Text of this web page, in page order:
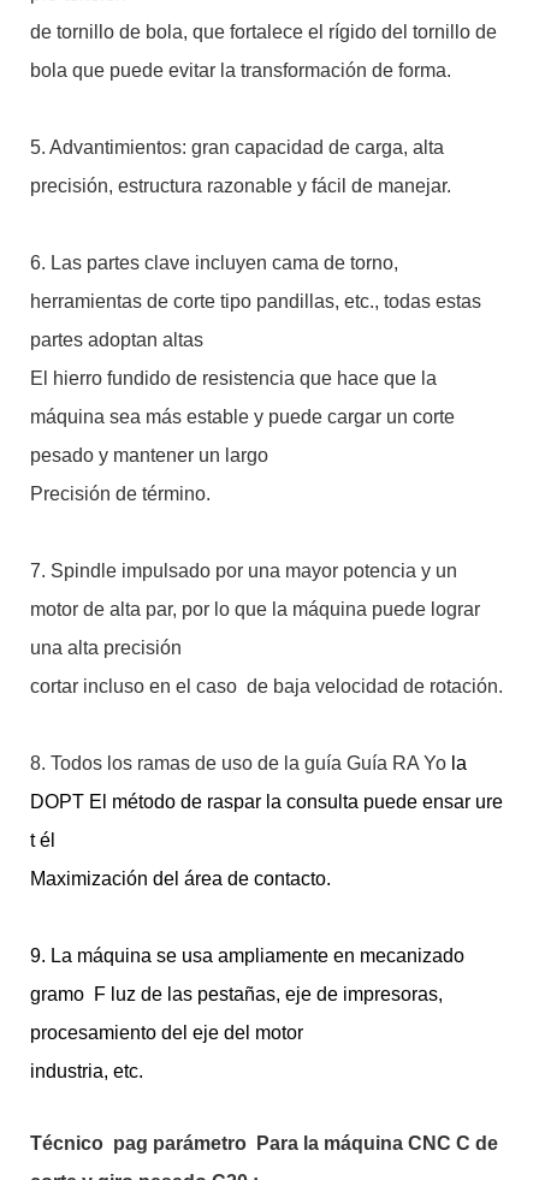
de tornillo de bola, que fortalece el rígido del tornillo de
bola que puede evitar la transformación de forma.
5. Advantimientos: gran capacidad de carga, alta
precisión, estructura razonable y fácil de manejar.
6. Las partes clave incluyen cama de torno,
herramientas de corte tipo pandillas, etc., todas estas
partes adoptan altas
El hierro fundido de resistencia que hace que la
máquina sea más estable y puede cargar un corte
pesado y mantener un largo
Precisión de término.
7. Spindle impulsado por una mayor potencia y un
motor de alta par, por lo que la máquina puede lograr
una alta precisión
cortar incluso en el caso de baja velocidad de rotación.
8. Todos los ramas de uso de la guía Guía RA Yo la
DOPT El método de raspar la consulta puede ensar ure
tél
Maximización del área de contacto.
9. La máquina se usa ampliamente en mecanizado
gramo F luz de las pestañas, eje de impresoras,
procesamiento del eje del motor
industria, etc.
Técnico pag parámetro
Para la máquina CNC C de